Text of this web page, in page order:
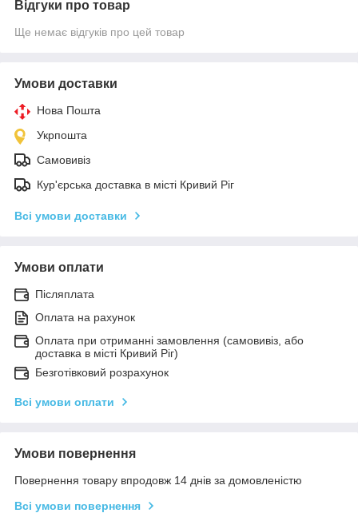
Відгуки про товар
Ще немає відгуків про цей товар
Умови доставки
Нова Пошта
Укрпошта
Самовивіз
Кур'єрська доставка в місті Кривий Ріг
Всі умови доставки
Умови оплати
Післяплата
Оплата на рахунок
Оплата при отриманні замовлення (самовивіз, або
доставка в місті Кривий Ріг)
Безготівковий розрахунок
Всі умови оплати
Умови повернення
Повернення товару впродовж 14 днів за домовленістю
Всі умови повернення